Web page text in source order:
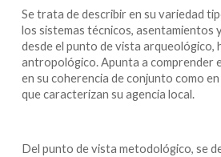
Se trata de describir en su variedad
los sistemas técnicos, asentamientos
desde el punto de vista arqueológico,
antropológico. Apunta a comprender
en su coherencia de conjunto como
que caracterizan su agencia local.
Del punto de vista metodológico, se